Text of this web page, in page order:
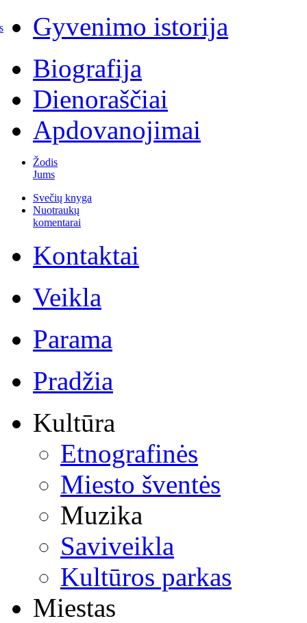
Gyvenimo istorija
Biografija
Dienoraščiai
Apdovanojimai
Žodis
Jums
Svečių knyga
Nuotraukų
komentarai
Kontaktai
Veikla
Parama
Pradžia
Kultūra
Etnografinės
Miesto šventės
Muzika
Saviveikla
Kultūros parkas
Miestas